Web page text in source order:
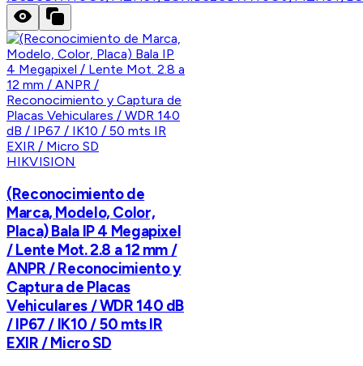
HIKVISION
(Reconocimiento de
Marca, Modelo, Color,
Placa) Bala IP 4 Megapixel
/ Lente Mot. 2.8 a 12 mm /
ANPR / Reconocimiento y
Captura de Placas
Vehiculares / WDR 140 dB
/ IP67 / IK10 / 50 mts IR
EXIR / Micro SD